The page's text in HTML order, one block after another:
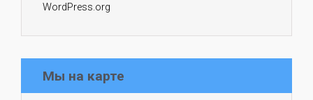
WordPress.org
Мы на карте